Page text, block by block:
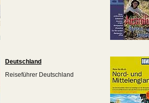
Deutschland
Reiseführer Deutschland